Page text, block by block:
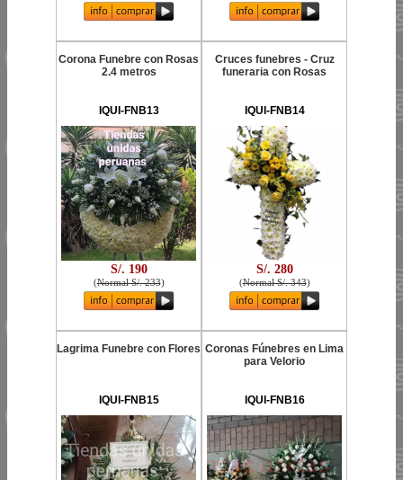
Corona Funebre con Rosas
2.4 metros
IQUI-FNB13
S/. 190
(Normal S/. 233)
Cruces funebres - Cruz
funeraria con Rosas
IQUI-FNB14
S/. 280
(Normal S/. 343)
Lagrima Funebre con Flores
IQUI-FNB15
Coronas Fúnebres en Lima
para Velorio
IQUI-FNB16